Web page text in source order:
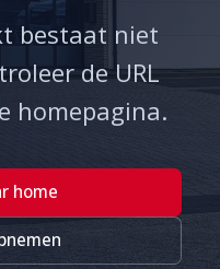
bestaat niet
de URL
homepagina.
home